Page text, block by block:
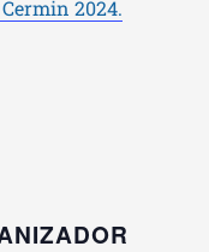
2024.